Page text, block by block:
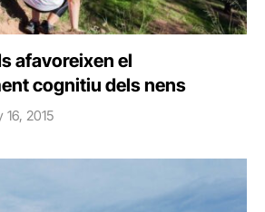
afavoreixen el
cognitiu dels nens
16, 2015